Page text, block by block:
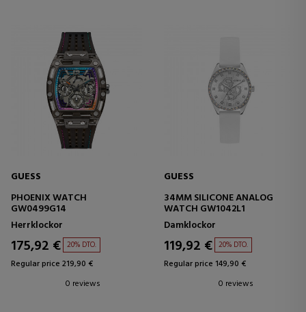
GUESS
PHOENIX WATCH
GW0499G14
Herrklockor
175,92 € 20% DTO.
Regular price 219,90 €
0 reviews
GUESS
34MM SILICONE ANALOG
WATCH GW1042L1
Damklockor
119,92 € 20% DTO.
Regular price 149,90 €
0 reviews